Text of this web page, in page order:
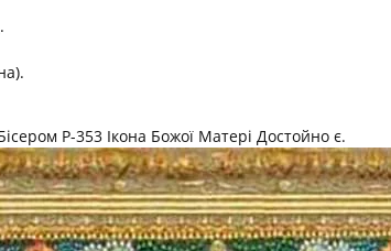
.
Р-353 Ікона Божої Матері Достойно є.